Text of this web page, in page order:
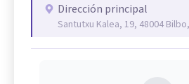
Dirección principal
Santutxu Kalea, 19, 48004